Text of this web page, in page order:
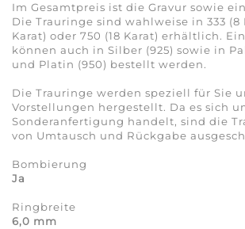
Im Gesamtpreis ist die Gravur sowie
Die Trauringe sind wahlweise in 333 (8
Karat) oder 750 (18 Karat) erhältlich.
können auch in Silber (925) sowie in
und Platin (950) bestellt werden.
Die Trauringe werden speziell für Sie
Vorstellungen hergestellt. Da es sich
Sonderanfertigung handelt, sind die
von Umtausch und Rückgabe
Bombierung
Ja
Ringbreite
6,0 mm